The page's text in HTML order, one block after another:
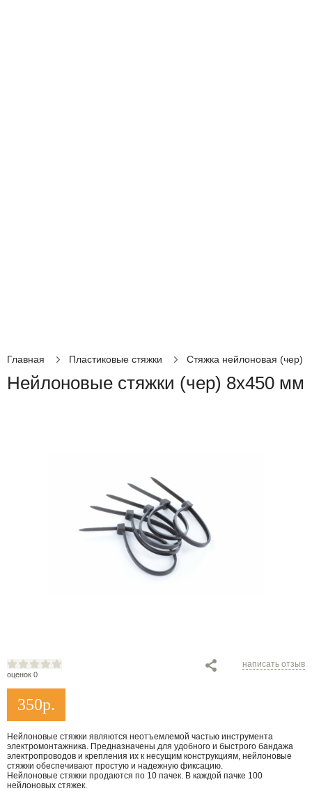
Главная Пластиковые стяжки Стяжка нейлоновая (чер)
Нейлоновые стяжки (чер) 8х450 мм
оценок 0
написать отзыв
350р.
Нейлоновые стяжки являются неотъемлемой частью инструмента
электромонтажника. Предназначены для удобного и быстрого бандажа
электропроводов и крепления их к несущим конструкциям, нейлоновые
стяжки обеспечивают простую и надежную фиксацию.
Нейлоновые стяжки продаются по 10 пачек. В каждой пачке 100
нейлоновых стяжек.